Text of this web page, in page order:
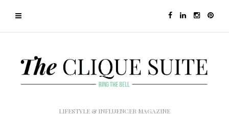
LIFESTYLE & INFLUENCER MAGAZINE